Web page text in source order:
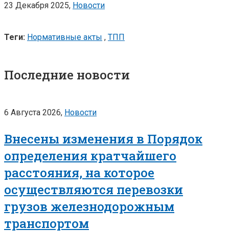
23 Декабря 2025, Новости
Теги: Нормативные акты , ТПП
Последние новости
6 Августа 2026, Новости
Внесены изменения в Порядок
определения кратчайшего
расстояния, на которое
осуществляются перевозки
грузов железнодорожным
транспортом